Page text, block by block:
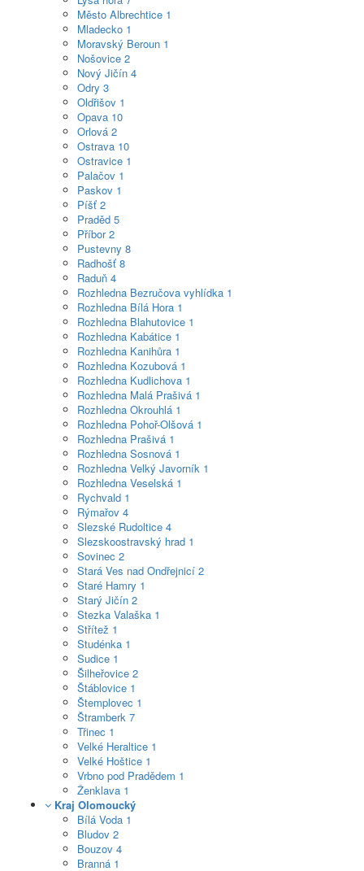
Město Albrechtice 1
Mladecko 1
Moravský Beroun 1
Nošovice 2
Nový Jičín 4
Odry 3
Oldřišov 1
Opava 10
Orlová 2
Ostrava 10
Ostravice 1
Palačov 1
Paskov 1
Píšť 2
Praděd 5
Příbor2
Pustevny 8
Radhošť 8
Raduň 4
Rozhledna Bezručova vyhlídka 1
Rozhledna Bílá Hora 1
Rozhledna Blahutovice 1
Rozhledna Kabátice 1
Rozhledna Kanihůra 1
Rozhledna Kozubová 1
Rozhledna Kudlichova 1
Rozhledna Malá Prašivá 1
Rozhledna Okrouhlá 1
Rozhledna Pohoř-Olšová 1
Rozhledna Prašivá 1
Rozhledna Sosnová 1
Rozhledna Velký Javorník 1
Rozhledna Veselská 1
Rychvald 1
Rýmařov 4
Slezské Rudoltice 4
Slezskoostravský hrad 1
Sovinec 2
Stará Ves nad Ondřejnicí 2
Staré Hamry 1
Starý Jičín 2
Stezka Valaška 1
Střítež 1
Studénka 1
Sudice 1
Šilheřovice 2
Štáblovice 1
Štemplovec 1
Štramberk 7
Třinec 1
Velké Heraltice 1
Velké Hoštice 1
Vrbno pod Pradědem 1
Ženklava 1
Kraj Olomoucký
Bílá Voda 1
Bludov 2
Bouzov 4
Branná 1